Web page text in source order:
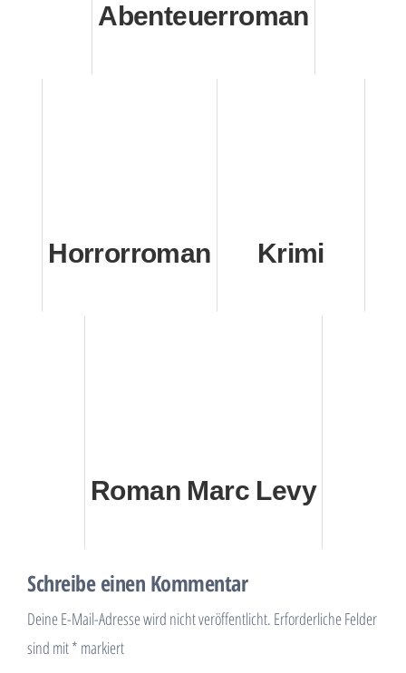
Abenteuerroman
Horrorroman Krimi
Roman Marc Levy
Schreibe einen Kommentar
Deine E-Mail-Adresse wird nicht veröffentlicht. Erforderliche Felder
sind mit* markiert